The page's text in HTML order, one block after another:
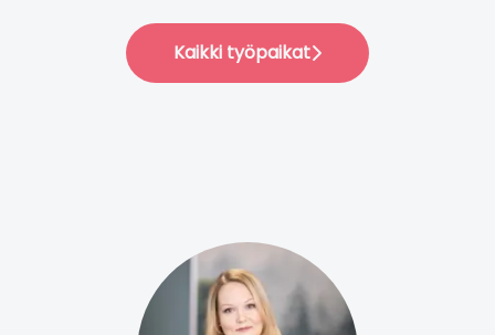
Kaikki työpaikat